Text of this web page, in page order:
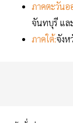
ภาคตะวันอ
จันทบุรี แล
ภาคใต้:จังห